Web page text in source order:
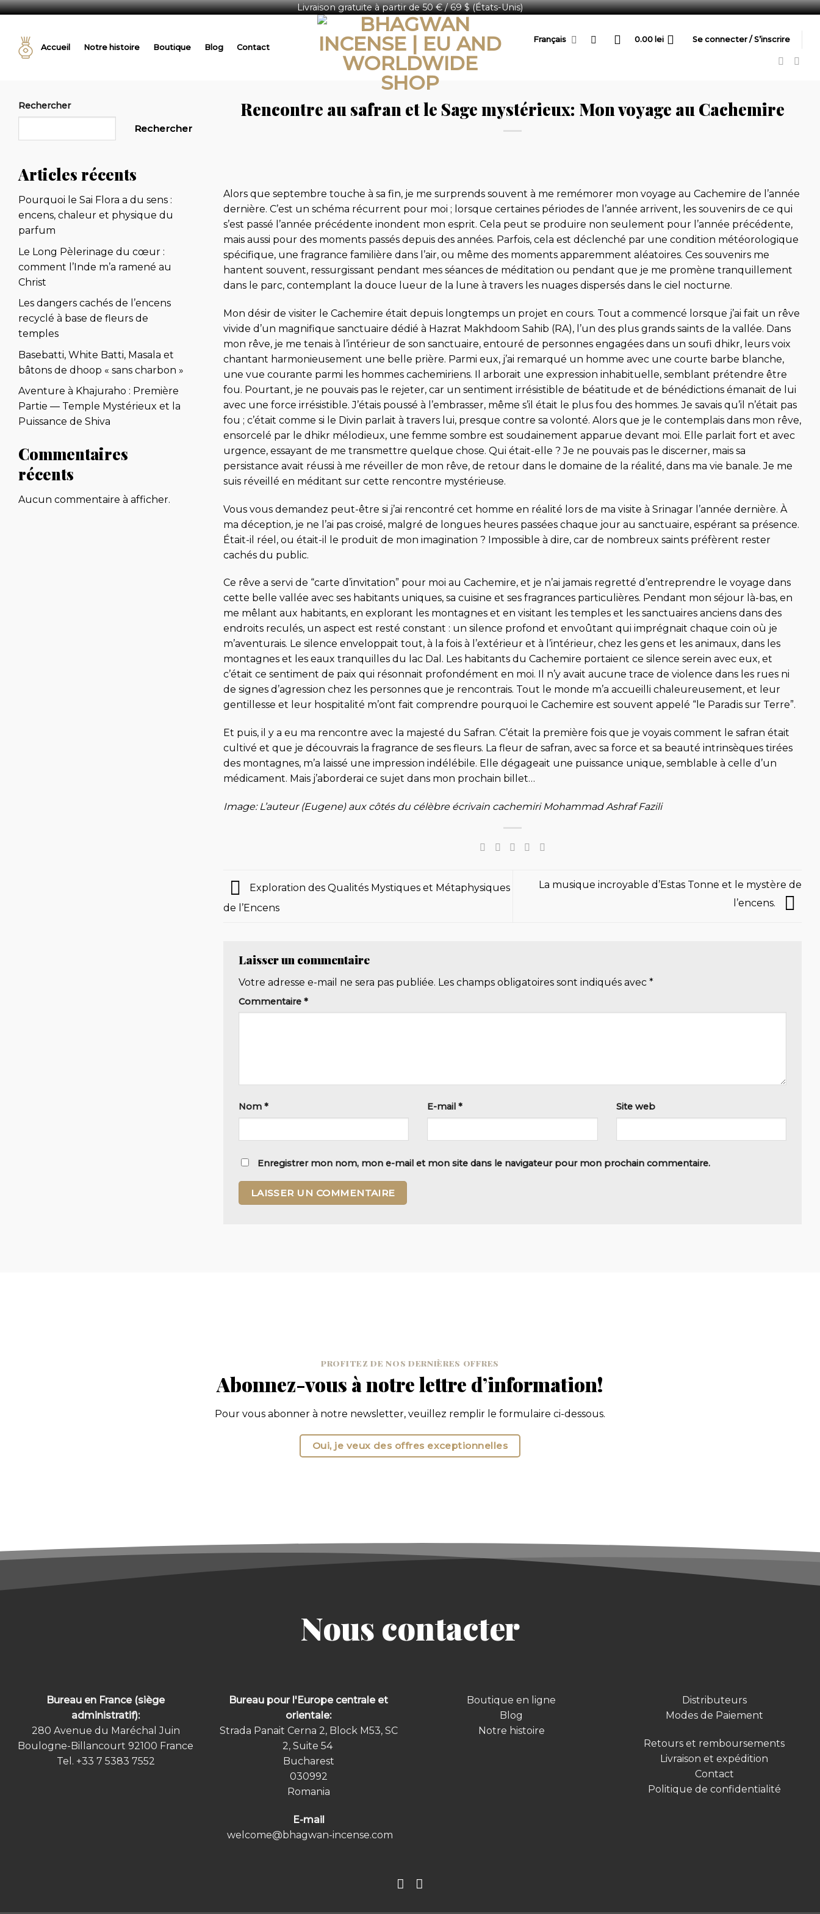
Livraison gratuite à partir de 50 € / 69 $ (États-Unis)
contenuAccueil Notre histoire Boutique Blog Contact
Français 0.00 lei Se connecter / S’inscrire
Rechercher
Rechercher
Articles récents
Pourquoi le Sai Flora a du sens :
encens, chaleur et physique du
parfum
Le Long Pèlerinage du cœur :
comment l’Inde m’a ramené au
Christ
Les dangers cachés de l’encens
recyclé à base de fleurs de
temples
Basebatti, White Batti, Masala et
bâtons de dhoop « sans charbon »
Aventure à Khajuraho : Première
Partie — Temple Mystérieux et la
Puissance de Shiva
Commentaires
récents
Aucun commentaire à afficher.
Rencontre au safran et le Sage mystérieux: Mon voyage au Cachemire
Alors que septembre touche à sa fin, je me surprends souvent à me remémorer mon voyage au Cachemire de l’année
dernière. C’est un schéma récurrent pour moi ; lorsque certaines périodes de l’année arrivent, les souvenirs de ce qui
s’est passé l’année précédente inondent mon esprit. Cela peut se produire non seulement pour l’année précédente,
mais aussi pour des moments passés depuis des années. Parfois, cela est déclenché par une condition météorologique
spécifique, une fragrance familière dans l’air, ou même des moments apparemment aléatoires. Ces souvenirs me
hantent souvent, ressurgissant pendant mes séances de méditation ou pendant que je me promène tranquillement
dans le parc, contemplant la douce lueur de la lune à travers les nuages dispersés dans le ciel nocturne.
Mon désir de visiter le Cachemire était depuis longtemps un projet en cours. Tout a commencé lorsque j’ai fait un rêve
vivide d’un magnifique sanctuaire dédié à Hazrat Makhdoom Sahib (RA), l’un des plus grands saints de la vallée. Dans
mon rêve, je me tenais à l’intérieur de son sanctuaire, entouré de personnes engagées dans un soufi dhikr, leurs voix
chantant harmonieusement une belle prière. Parmi eux, j’ai remarqué un homme avec une courte barbe blanche,
une vue courante parmi les hommes cachemiriens. Il arborait une expression inhabituelle, semblant prétendre être
fou. Pourtant, je ne pouvais pas le rejeter, car un sentiment irrésistible de béatitude et de bénédictions émanait de lui
avec une force irrésistible. J’étais poussé à l’embrasser, même s’il était le plus fou des hommes. Je savais qu’il n’était pas
fou ; c’était comme si le Divin parlait à travers lui, presque contre sa volonté. Alors que je le contemplais dans mon rêve,
ensorcelé par le dhikr mélodieux, une femme sombre est soudainement apparue devant moi. Elle parlait fort et avec
urgence, essayant de me transmettre quelque chose. Qui était-elle ? Je ne pouvais pas le discerner, mais sa
persistance avait réussi à me réveiller de mon rêve, de retour dans le domaine de la réalité, dans ma vie banale. Je me
suis réveillé en méditant sur cette rencontre mystérieuse.
Vous vous demandez peut-être si j’ai rencontré cet homme en réalité lors de ma visite à Srinagar l’année dernière. À
ma déception, je ne l’ai pas croisé, malgré de longues heures passées chaque jour au sanctuaire, espérant sa présence.
Était-il réel, ou était-il le produit de mon imagination ? Impossible à dire, car de nombreux saints préfèrent rester
cachés du public.
Ce rêve a servi de “carte d’invitation” pour moi au Cachemire, et je n’ai jamais regretté d’entreprendre le voyage dans
cette belle vallée avec ses habitants uniques, sa cuisine et ses fragrances particulières. Pendant mon séjour là-bas, en
me mêlant aux habitants, en explorant les montagnes et en visitant les temples et les sanctuaires anciens dans des
endroits reculés, un aspect est resté constant : un silence profond et envoûtant qui imprégnait chaque coin où je
m’aventurais. Le silence enveloppait tout, à la fois à l’extérieur et à l’intérieur, chez les gens et les animaux, dans les
montagnes et les eaux tranquilles du lac Dal. Les habitants du Cachemire portaient ce silence serein avec eux, et
c’était ce sentiment de paix qui résonnait profondément en moi. Il n’y avait aucune trace de violence dans les rues ni
de signes d’agression chez les personnes que je rencontrais. Tout le monde m’a accueilli chaleureusement, et leur
gentillesse et leur hospitalité m’ont fait comprendre pourquoi le Cachemire est souvent appelé “le Paradis sur Terre”.
Et puis, il y a eu ma rencontre avec la majesté du Safran. C’était la première fois que je voyais comment le safran était
cultivé et que je découvrais la fragrance de ses fleurs. La fleur de safran, avec sa force et sa beauté intrinsèques tirées
des montagnes, m’a laissé une impression indélébile. Elle dégageait une puissance unique, semblable à celle d’un
médicament. Mais j’aborderai ce sujet dans mon prochain billet…
Image: L’auteur (Eugene) aux côtés du célèbre écrivain cachemiri Mohammad Ashraf Fazili
Exploration des Qualités Mystiques et Métaphysiques
de l’Encens
La musique incroyable d’Estas Tonne et le mystère de
l’encens.
Laisser un commentaire
Votre adresse e-mail ne sera pas publiée. Les champs obligatoires sont indiqués avec *
Commentaire *
Nom * E-mail* Site web
Enregistrer mon nom, mon e-mail et mon site dans le navigateur pour mon prochain commentaire.
PROFITEZ DE NOS DERNIÈRES OFFRES
Abonnez-vous à notre lettre d’information!
Pour vous abonner à notre newsletter, veuillez remplir le formulaire ci-dessous.
Oui, je veux des offres exceptionnelles
Nous contacter
Bureau en France (siège
administratif):
280 Avenue du Maréchal Juin
Boulogne-Billancourt 92100 France
Tel. +33 7 5383 7552
Bureau pour l'Europe centrale et
orientale:
Strada Panait Cerna 2, Block M53, SC
2, Suite 54
Bucharest
030992
Romania
E-mail
welcome@bhagwan-incense.com
Boutique en ligne
Blog
Notre histoire
Distributeurs
Modes de Paiement
Retours et remboursements
Livraison et expédition
Contact
Politique de confidentialité